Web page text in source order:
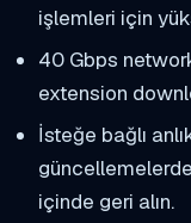
işlemleri için
40 Gbps
extension
İsteğe bağlı
içinde geri alın.